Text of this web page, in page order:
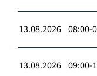
13.08.2026 08:00-
13.08.2026 09:00-